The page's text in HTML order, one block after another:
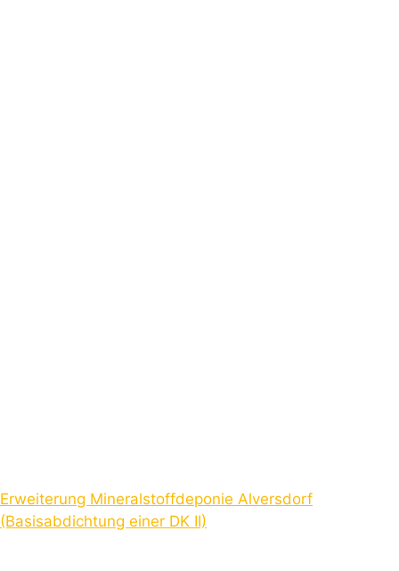
Erweiterung Mineralstoffdeponie Alversdorf
(Basisabdichtung einer DK II)